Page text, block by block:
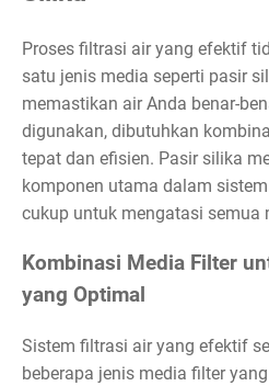
Proses filtrasi air yang efektif
satu jenis media seperti pasir
memastikan air Anda benar-
digunakan, dibutuhkan
tepat dan efisien. Pasir silika
komponen utama dalam
cukup untuk mengatasi semua
Kombinasi Media Filter
yang Optimal
Sistem filtrasi air yang efektif
beberapa jenis media filter